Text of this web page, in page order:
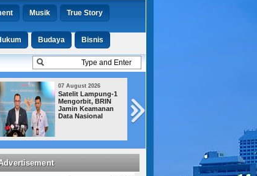
Musik True Story
Budaya Bisnis
07 August 2026
Satelit Lampung-1
Mengorbit, BRIN
Jamin Keamanan
Data Nasional